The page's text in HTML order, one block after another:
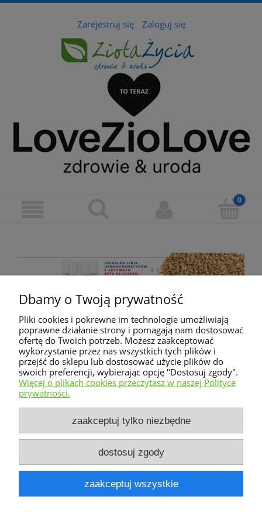
Zarejestruj się Zaloguj się
Nie znaleziono produktów spełniających podane
kryteria.
Warunki zakupów
Moje konto
Informacje o sklepie
Dbamy o Twoją prywatność
Pliki cookies i pokrewne im technologie umożliwiają
poprawne działanie strony i pomagają nam dostosować
ofertę do Twoich potrzeb. Możesz zaakceptować
wykorzystanie przez nas wszystkich tych plików i
przejść do sklepu lub dostosować użycie plików do
swoich preferencji, wybierając opcję "Dostosuj zgody".
Więcej o plikach cookies przeczytasz w naszej Polityce
prywatności.
zaakceptuj tylko niezbędne
dostosuj zgody
zaakceptuj wszystkie